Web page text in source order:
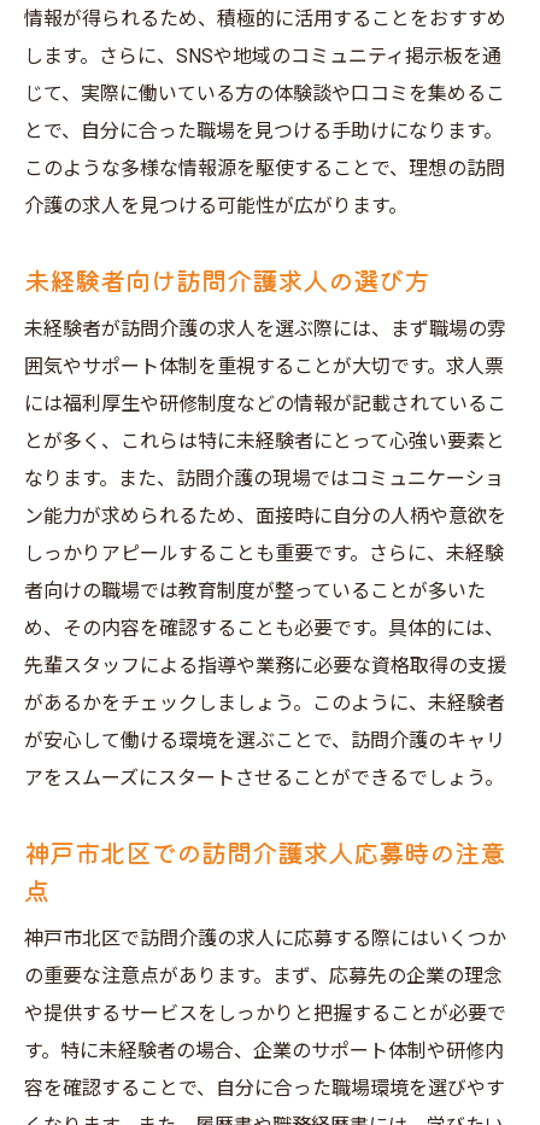
情報が得られるため、積極的に活用することをおすすめ
します。さらに、SNSや地域のコミュニティ掲示板を通
じて、実際に働いている方の体験談や口コミを集めるこ
とで、自分に合った職場を見つける手助けになります。
このような多様な情報源を駆使することで、理想の訪問
介護の求人を見つける可能性が広がります。
未経験者向け訪問介護求人の選び方
未経験者が訪問介護の求人を選ぶ際には、まず職場の雰
囲気やサポート体制を重視することが大切です。求人票
には福利厚生や研修制度などの情報が記載されているこ
とが多く、これらは特に未経験者にとって心強い要素と
なります。また、訪問介護の現場ではコミュニケーショ
ン能力が求められるため、面接時に自分の人柄や意欲を
しっかりアピールすることも重要です。さらに、未経験
者向けの職場では教育制度が整っていることが多いた
め、その内容を確認することも必要です。具体的には、
先輩スタッフによる指導や業務に必要な資格取得の支援
があるかをチェックしましょう。このように、未経験者
が安心して働ける環境を選ぶことで、訪問介護のキャリ
アをスムーズにスタートさせることができるでしょう。
神戸市北区での訪問介護求人応募時の注意
点
神戸市北区で訪問介護の求人に応募する際にはいくつか
の重要な注意点があります。まず、応募先の企業の理念
や提供するサービスをしっかりと把握することが必要で
す。特に未経験者の場合、企業のサポート体制や研修内
容を確認することで、自分に合った職場環境を選びやす